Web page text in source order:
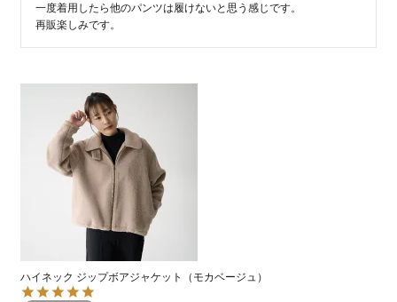
一度着用したら他のパンツは履けないと思う感じです。
再販楽しみです。
ハイネック ジップボアジャケット（モカベージュ）